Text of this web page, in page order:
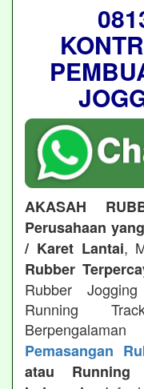
AKASAH
Perusahaan
/ Karet Lantai,
Rubber
Rubber
Running
Pemasangan
atau